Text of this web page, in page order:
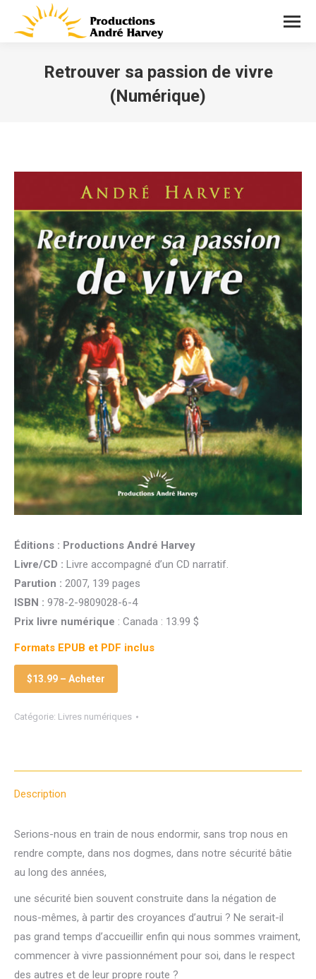
Retrouver sa passion de vivre
(Numérique)
Éditions : Productions André Harvey
Livre/CD : Livre accompagné d’un CD narratif.
Parution : 2007, 139 pages
ISBN : 978-2-9809028-6-4
Prix livre numérique : Canada : 13.99 $
Formats EPUB et PDF inclus
$13.99 – Acheter
Catégorie: Livres numériques
Description
Serions-nous en train de nous endormir, sans trop nous en
rendre compte, dans nos dogmes, dans notre sécurité bâtie
au long des années,
une sécurité bien souvent construite dans la négation de
nous-mêmes, à partir des croyances d’autrui ? Ne serait-il
pas grand temps d’accueillir enfin qui nous sommes vraiment,
commencer à vivre passionnément pour soi, dans le respect
des autres et de leur propre route ?